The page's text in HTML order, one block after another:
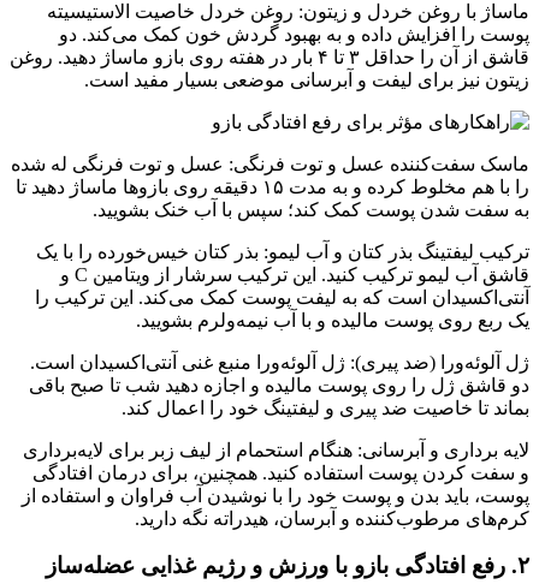
ماساژ با روغن خردل و زیتون: روغن خردل خاصیت الاستیسیته
پوست را افزایش داده و به بهبود گردش خون کمک می‌کند. دو
قاشق از آن را حداقل ۳ تا ۴ بار در هفته روی بازو ماساژ دهید. روغن
زیتون نیز برای لیفت و آبرسانی موضعی بسیار مفید است.
ماسک سفت‌کننده عسل و توت فرنگی: عسل و توت فرنگی له شده
را با هم مخلوط کرده و به مدت ۱۵ دقیقه روی بازوها ماساژ دهید تا
به سفت شدن پوست کمک کند؛ سپس با آب خنک بشویید.
ترکیب لیفتینگ بذر کتان و آب لیمو: بذر کتان خیس‌خورده را با یک
قاشق آب لیمو ترکیب کنید. این ترکیب سرشار از ویتامین C و
آنتی‌اکسیدان است که به لیفت پوست کمک می‌کند. این ترکیب را
یک ربع روی پوست مالیده و با آب نیمه‌ولرم بشویید.
ژل آلوئه‌ورا (ضد پیری): ژل آلوئه‌ورا منبع غنی آنتی‌اکسیدان است.
دو قاشق ژل را روی پوست مالیده و اجازه دهید شب تا صبح باقی
بماند تا خاصیت ضد پیری و لیفتینگ خود را اعمال کند.
لایه برداری و آبرسانی: هنگام استحمام از لیف زبر برای لایه‌برداری
و سفت کردن پوست استفاده کنید. همچنین، برای درمان افتادگی
پوست، باید بدن و پوست خود را با نوشیدن آب فراوان و استفاده از
کرم‌های مرطوب‌کننده و آبرسان، هیدراته نگه دارید.
۲. رفع افتادگی بازو با ورزش و رژیم غذایی عضله‌ساز